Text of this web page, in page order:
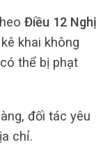
Điều 12 Nghị
khai không
thể bị phạt
đối tác yêu
chỉ.